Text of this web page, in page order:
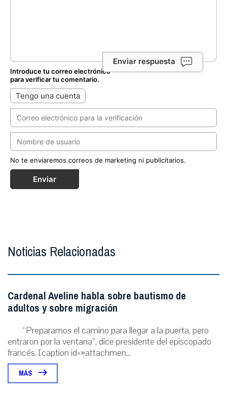
Enviar respuesta
Introduce tu correo electrónico
para verificar tu comentario.
Tengo una cuenta
No te enviaremos correos de marketing ni publicitarios.
Enviar
Noticias Relacionadas
Cardenal Aveline habla sobre bautismo de
adultos y sobre migración
“Preparamos el camino para llegar a la puerta, pero
entraron por la ventana”, dice presidente del episcopado
francés. [caption id=»attachmen...
MÁS